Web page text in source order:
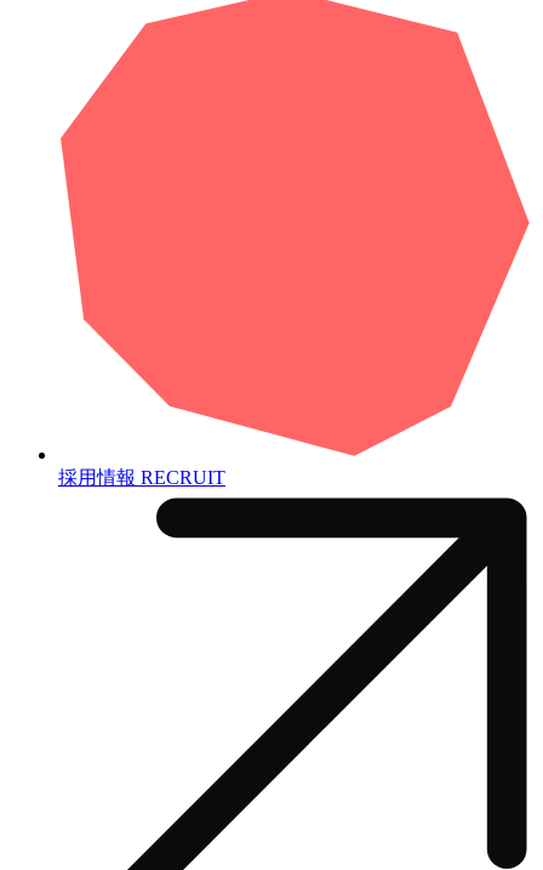
採用情報 RECRUIT